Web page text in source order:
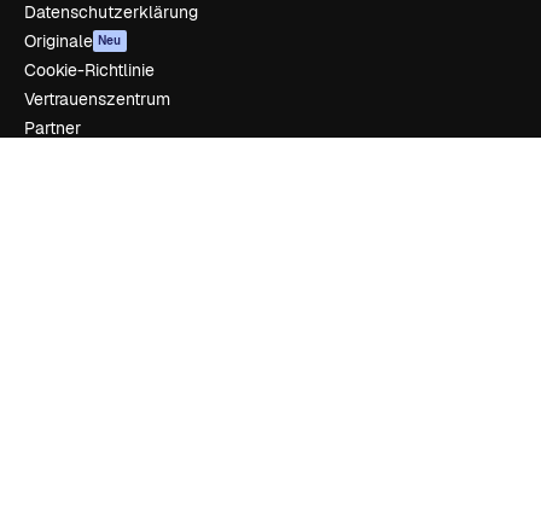
Datenschutzerklärung
Originale Neu
Cookie-Richtlinie
Vertrauenszentrum
Partner